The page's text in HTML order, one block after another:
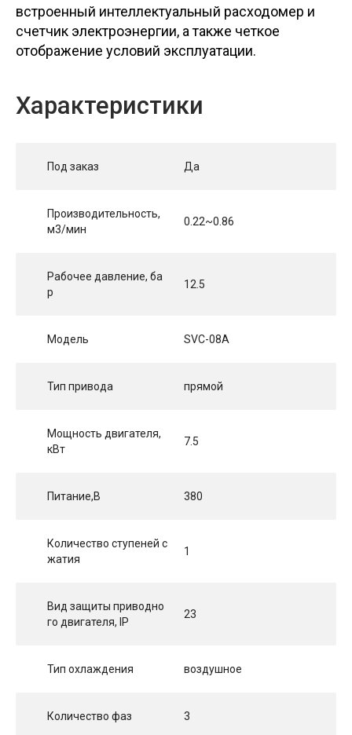
встроенный интеллектуальный расходомер и
счетчик электроэнергии, а также четкое
отображение условий эксплуатации.
Характеристики
Под заказ Да
Производительность,
м3/мин
0.22~0.86
Рабочее давление, ба
р
12.5
Модель SVC-08A
Тип привода прямой
Мощность двигателя,
кВт
7.5
Питание,В 380
Количество ступеней с
жатия
1
Вид защиты приводно
го двигателя, IP
23
Тип охлаждения воздушное
Количество фаз 3